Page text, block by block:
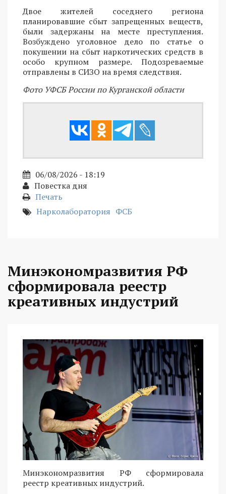
Двое жителей соседнего региона
планировавшие сбыт запрещенных веществ,
были задержаны на месте преступления.
Возбуждено уголовное дело по статье о
покушении на сбыт наркотических средств в
особо крупном размере. Подозреваемые
отправлены в СИЗО на время следствия.
Фото УФСБ России по Курганской области
06/08/2026 - 18:19
Повестка дня
Печать
Нарколаборатория ФСБ
Минэкономразвития РФ
сформировала реестр
креативных индустрий
Минэкономразвития РФ сформировала
реестр креативных индустрий.